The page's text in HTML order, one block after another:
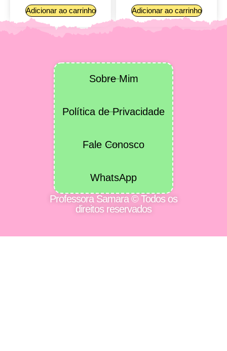
Adicionar ao carrinho Adicionar ao carrinho
Sobre Mim
Política de Privacidade
Fale Conosco
WhatsApp
Professora Samara © Todos os
direitos reservados